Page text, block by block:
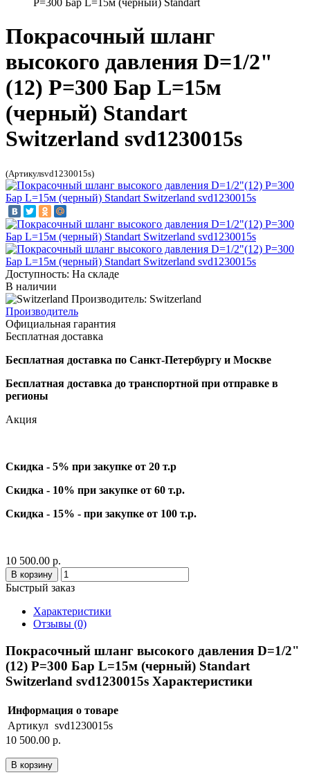
P=300 Бар L=15м (черный) Standart
Покрасочный шланг
высокого давления D=1/2"
(12) P=300 Бар L=15м
(черный) Standart
Switzerland svd1230015s
(Артикулsvd1230015s)
Доступность: На складе
В наличии
Производитель: Switzerland
Производитель
Официальная гарантия
Бесплатная доставка
Бесплатная доставка по Санкт-Петербургу и Москве
Бесплатная доставка до транспортной при отправке в
регионы
Акция
Скидка - 5% при закупке от 20 т.р
Скидка - 10% при закупке от 60 т.р.
Скидка - 15% - при закупке от 100 т.р.
10 500.00 р.
В корзину
Быстрый заказ
Характеристики
Отзывы (0)
Покрасочный шланг высокого давления D=1/2"
(12) P=300 Бар L=15м (черный) Standart
Switzerland svd1230015s Характеристики
Информация о товаре
Артикул svd1230015s
10 500.00 р.
В корзину